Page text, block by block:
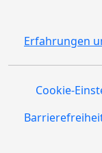
Erfahrungen
Cookie-